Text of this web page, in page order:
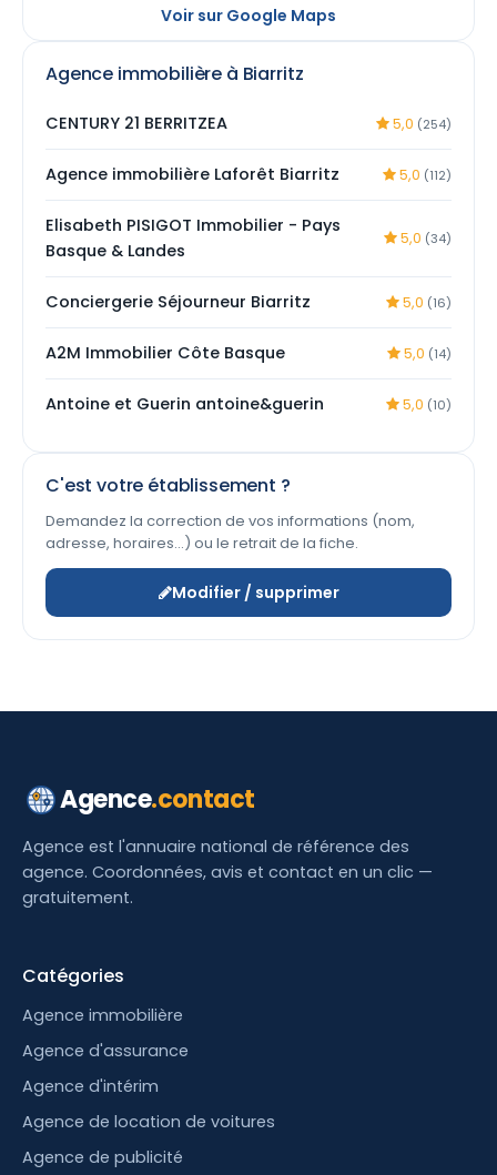
Voir sur Google Maps
Agence immobilière à Biarritz
CENTURY 21 BERRITZEA 5,0 (254)
Agence immobilière Laforêt Biarritz 5,0 (112)
Elisabeth PISIGOT Immobilier - Pays
Basque & Landes
5,0 (34)
Conciergerie Séjourneur Biarritz 5,0 (16)
A2M Immobilier Côte Basque 5,0 (14)
Antoine et Guerin antoine&guerin 5,0 (10)
C'est votre établissement ?
Demandez la correction de vos informations (nom,
adresse, horaires…) ou le retrait de la fiche.
Modifier / supprimer
Agence.contact
Agence est l'annuaire national de référence des
agence. Coordonnées, avis et contact en un clic —
gratuitement.
Catégories
Agence immobilière
Agence d'assurance
Agence d'intérim
Agence de location de voitures
Agence de publicité